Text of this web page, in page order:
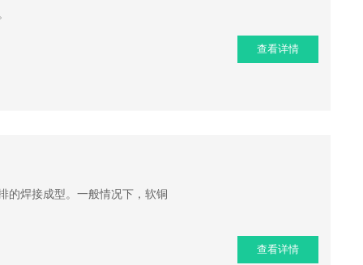
查看详情
的焊接成型。一般情况下，软铜
查看详情